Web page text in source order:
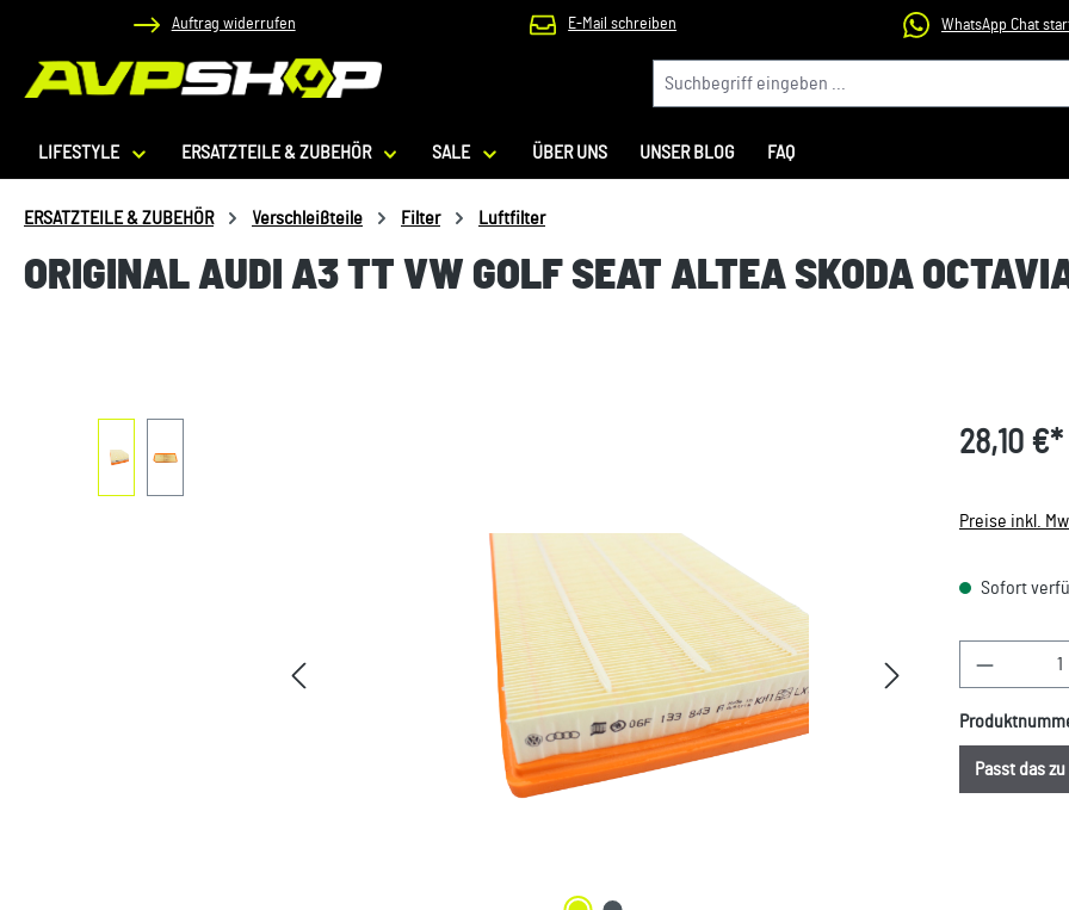
Hauptinhalt springen
Zur Suche springen
Zur Hauptnavigation springen
Auftrag widerrufen E-Mail schreiben WhatsApp Chat
LIFESTYLE ERSATZTEILE & ZUBEHÖR SALE ÜBER UNS UNSER BLOG FAQ
ERSATZTEILE & ZUBEHÖR Verschleißteile Filter Luftfilter
ORIGINAL AUDI A3 TT VW GOLF SEAT ALTEA SKODA
28,10 €*
Preise inkl.
Sofort
Produkt
Passt das